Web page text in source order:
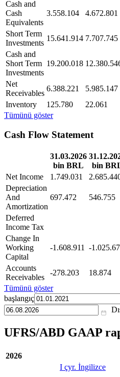
Cash and
Cash
Equivalents
3.558.104 4.672.801
Short Term
Investments
15.641.914 7.707.745
Cash and
Short Term
Investments
19.200.018
Net
Receivables
6.388.221 5.985.147
Inventory
125.780 22.061
Tümünü göster
Cash Flow Statement
31.03.2026
bin BRL
bin
Net Income
1.749.031
Depreciation
And
Amortization
697.472 546.755
Deferred
Income Tax
Change In
Working
Capital
-1.608.911 -
Accounts
Receivables
-278.203 18.874
Tümünü göster
başlangıç
UFRS/ABD GAAP
2026
I çyr. İngilizce